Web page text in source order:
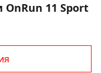
11 Sport